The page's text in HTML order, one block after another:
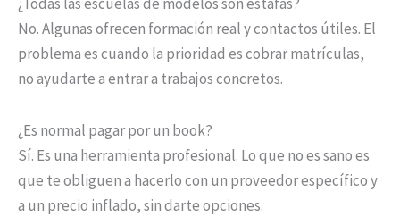
No. Algunas ofrecen formación real y contactos útiles. El
problema es cuando la prioridad es cobrar matrículas,
no ayudarte a entrar a trabajos concretos.
¿Es normal pagar por un book?
Sí. Es una herramienta profesional. Lo que no es sano es
que te obliguen a hacerlo con un proveedor específico y
a un precio inflado, sin darte opciones.